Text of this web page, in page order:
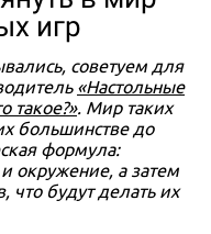
1-8 120-240 13+
₽
1-5 120-180 13+
₽
игр
советуем для
«Настольные
такое?». Мир таких
большинстве до
формула:
окружение, а затем
что будут делать их